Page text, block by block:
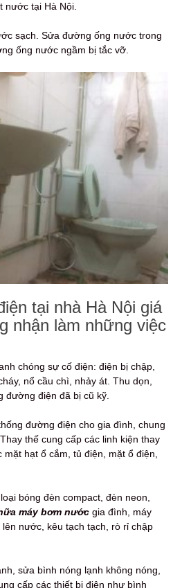
nước tại Hà Nội.
sạch. Sửa đường ống nước trong
ống nước ngầm bị tắc vỡ.
tại nhà Hà Nội giá
nhận làm những việc
chóng sự cố điện: điện bị chập,
nổ cầu chì, nhảy át. Thu dọn,
đường điện đã bị cũ kỹ.
đường điện cho gia đình, chung
thế cung cấp các linh kiện thay
hạt ổ cắm, tủ điện, mặt ổ điện,
bóng đèn compact, đèn neon,
máy bơm nước gia đình, máy
nước, kêu tạch tạch, rò rỉ chập
sửa bình nóng lạnh không nóng,
cấp các thiết bị điện như bình